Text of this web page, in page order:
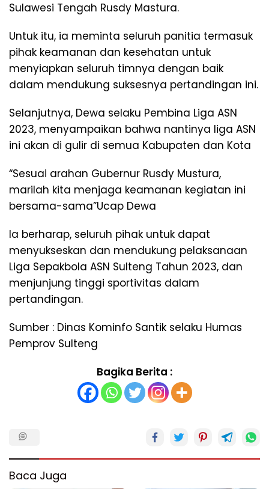
Sulawesi Tengah Rusdy Mastura.
Untuk itu, ia meminta seluruh panitia termasuk
pihak keamanan dan kesehatan untuk
menyiapkan seluruh timnya dengan baik
dalam mendukung suksesnya pertandingan ini.
Selanjutnya, Dewa selaku Pembina Liga ASN
2023, menyampaikan bahwa nantinya liga ASN
ini akan di gulir di semua Kabupaten dan Kota
“Sesuai arahan Gubernur Rusdy Mustura,
marilah kita menjaga keamanan kegiatan ini
bersama-sama”Ucap Dewa
Ia berharap, seluruh pihak untuk dapat
menyukseskan dan mendukung pelaksanaan
Liga Sepakbola ASN Sulteng Tahun 2023, dan
menjunjung tinggi sportivitas dalam
pertandingan.
Sumber : Dinas Kominfo Santik selaku Humas
Pemprov Sulteng
Bagika Berita :
Baca Juga